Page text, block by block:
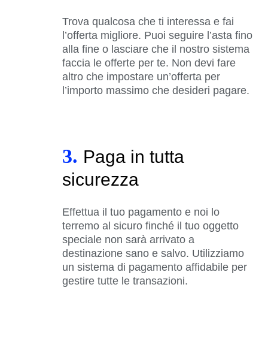
Trova qualcosa che ti interessa e fai
l’offerta migliore. Puoi seguire l’asta fino
alla fine o lasciare che il nostro sistema
faccia le offerte per te. Non devi fare
altro che impostare un’offerta per
l’importo massimo che desideri pagare.
3. Paga in tutta
sicurezza
Effettua il tuo pagamento e noi lo
terremo al sicuro finché il tuo oggetto
speciale non sarà arrivato a
destinazione sano e salvo. Utilizziamo
un sistema di pagamento affidabile per
gestire tutte le transazioni.